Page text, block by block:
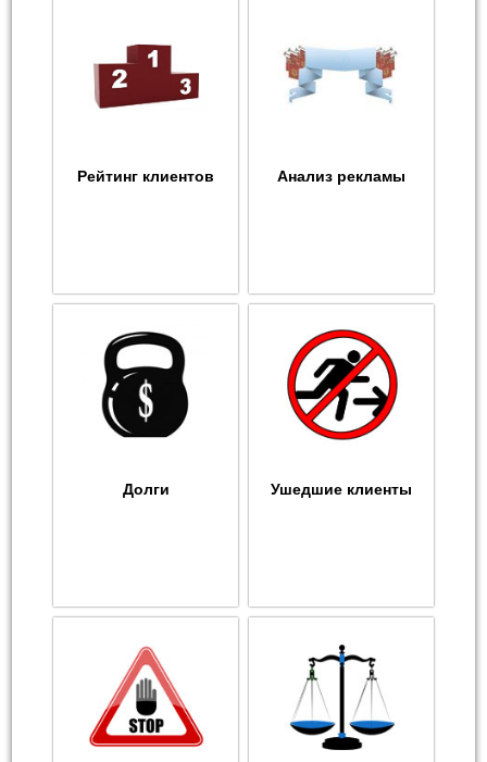
Рейтинг клиентов Анализ рекламы
Долги Ушедшие клиенты